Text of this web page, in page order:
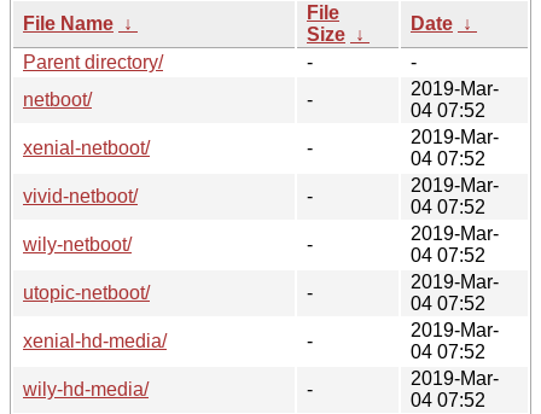
File Name ↓
File
Size ↓
Date ↓
Parent directory/
-
-
netboot/
-
2019-Mar-
04 07:52
xenial-netboot/
-
2019-Mar-
04 07:52
vivid-netboot/
-
2019-Mar-
04 07:52
wily-netboot/
-
2019-Mar-
04 07:52
utopic-netboot/
-
2019-Mar-
04 07:52
xenial-hd-media/
-
2019-Mar-
04 07:52
wily-hd-media/
-
2019-Mar-
04 07:52